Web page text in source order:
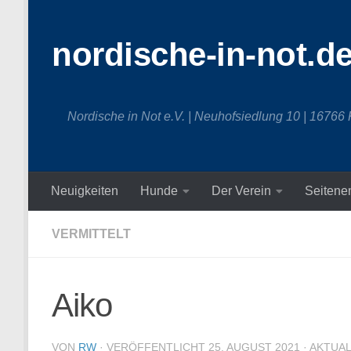
nordische-in-
Nordische in Not e.V. | Neuhofsiedlung 10 |
Neuigkeiten Hunde Der Verein
VERMITTELT
Aiko
VON RW · VERÖFFENTLICHT 25. AUGUST 2021 ·